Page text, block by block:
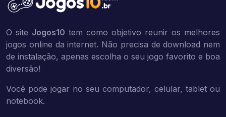
O site Jogos10 tem como objetivo reunir os melhores
jogos online da internet. Não precisa de download nem
de instalação, apenas escolha o seu jogo favorito e boa
diversão!
Você pode jogar no seu computador, celular, tablet ou
notebook.